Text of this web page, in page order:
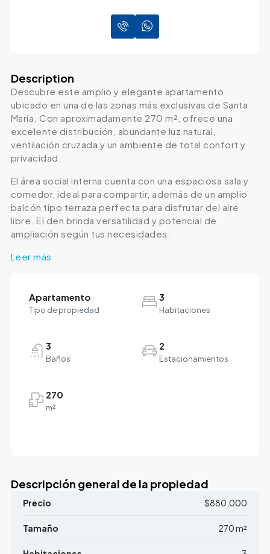
Description
Descubre este amplio y elegante apartamento
ubicado en una de las zonas más exclusivas de Santa
María. Con aproximadamente 270 m², ofrece una
excelente distribución, abundante luz natural,
ventilación cruzada y un ambiente de total confort y
privacidad.
El área social interna cuenta con una espaciosa sala y
comedor, ideal para compartir, además de un amplio
balcón tipo terraza perfecta para disfrutar del aire
libre. El den brinda versatilidad y potencial de
ampliación según tus necesidades.
Leer más
Apartamento
Tipo de propiedad
3
Habitaciones
3
Baños
2
Estacionamientos
270
m²
Descripción general de la propiedad
Precio $880,000
Tamaño 270 m²